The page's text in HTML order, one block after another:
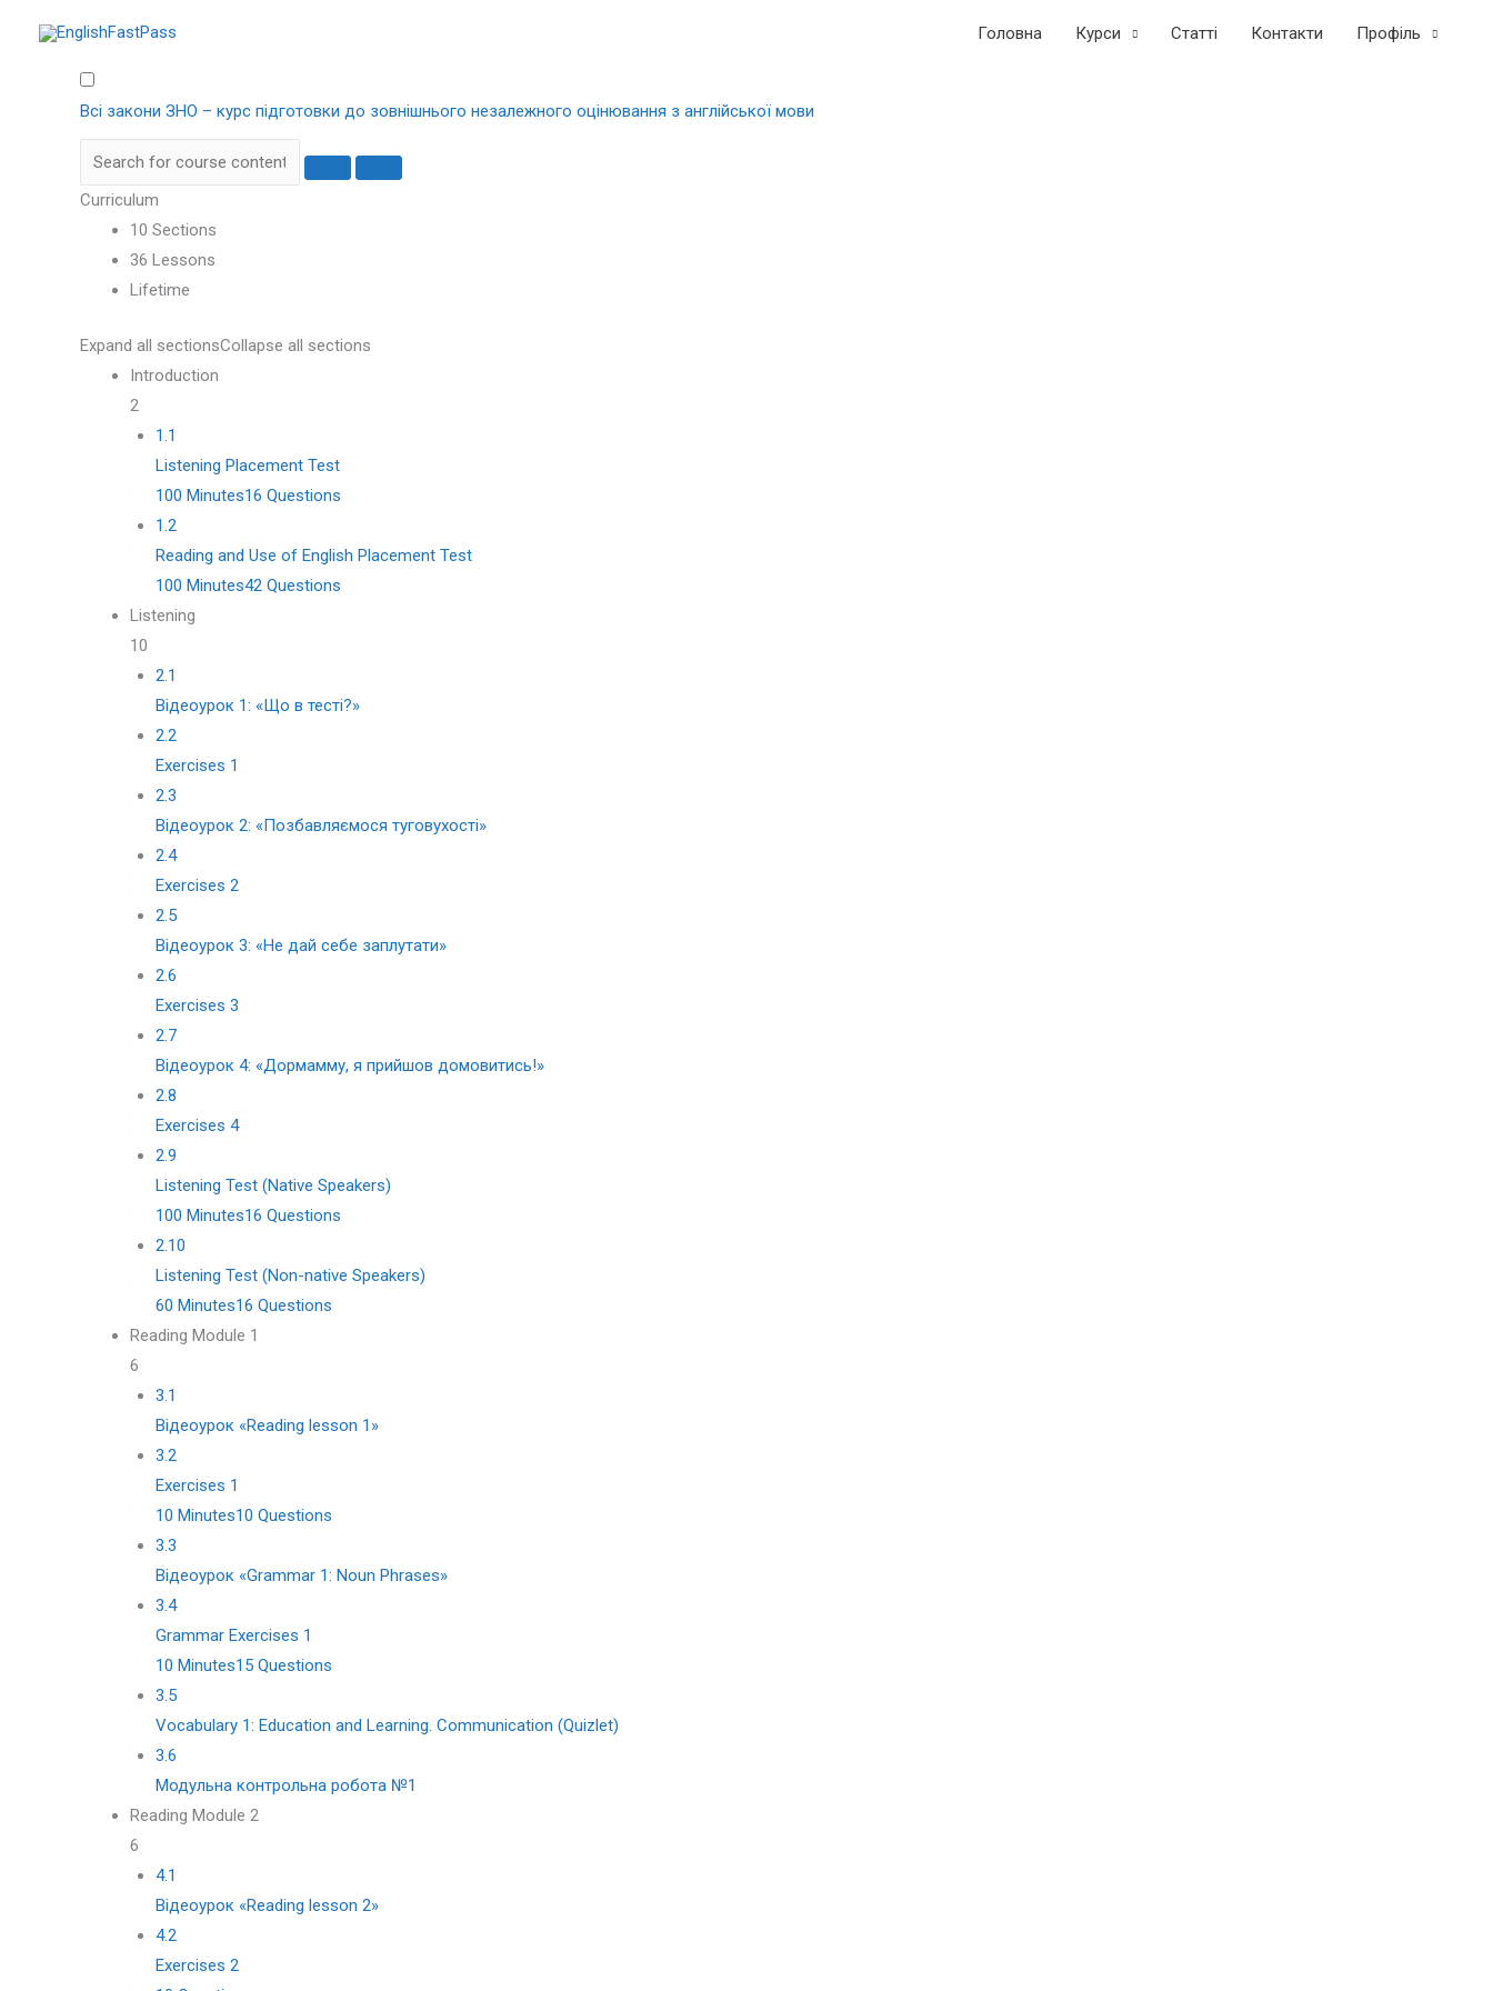
Головна Курси Статтi Контакти Профіль
Всі закони ЗНО – курс підготовки до зовнішнього незалежного оцінювання з англійської мови
Curriculum
10 Sections
36 Lessons
Lifetime
Expand all sectionsCollapse all sections
Introduction
2
1.1
Listening Placement Test
100 Minutes16 Questions
1.2
Reading and Use of English Placement Test
100 Minutes42 Questions
Listening
10
2.1
Відеоурок 1: «Що в тесті?»
2.2
Exercises 1
2.3
Відеоурок 2: «Позбавляємося туговухості»
2.4
Exercises 2
2.5
Відеоурок 3: «Не дай себе заплутати»
2.6
Exercises 3
2.7
Відеоурок 4: «Дормамму, я прийшов домовитись!»
2.8
Exercises 4
2.9
Listening Test (Native Speakers)
100 Minutes16 Questions
2.10
Listening Test (Non-native Speakers)
60 Minutes16 Questions
Reading Module 1
6
3.1
Відеоурок «Reading lesson 1»
3.2
Exercises 1
10 Minutes10 Questions
3.3
Відеоурок «Grammar 1: Noun Phrases»
3.4
Grammar Exercises 1
10 Minutes15 Questions
3.5
Vocabulary 1: Education and Learning. Communication (Quizlet)
3.6
Модульна контрольна робота №1
Reading Module 2
6
4.1
Відеоурок «Reading lesson 2»
4.2
Exercises 2